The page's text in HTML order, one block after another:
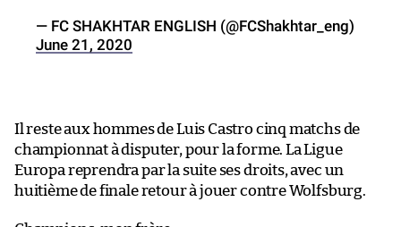
— FC SHAKHTAR ENGLISH (@FCShakhtar_eng)
June 21, 2020
Il reste aux hommes de Luis Castro cinq matchs de
championnat à disputer, pour la forme. La Ligue
Europa reprendra par la suite ses droits, avec un
huitième de finale retour à jouer contre Wolfsburg.